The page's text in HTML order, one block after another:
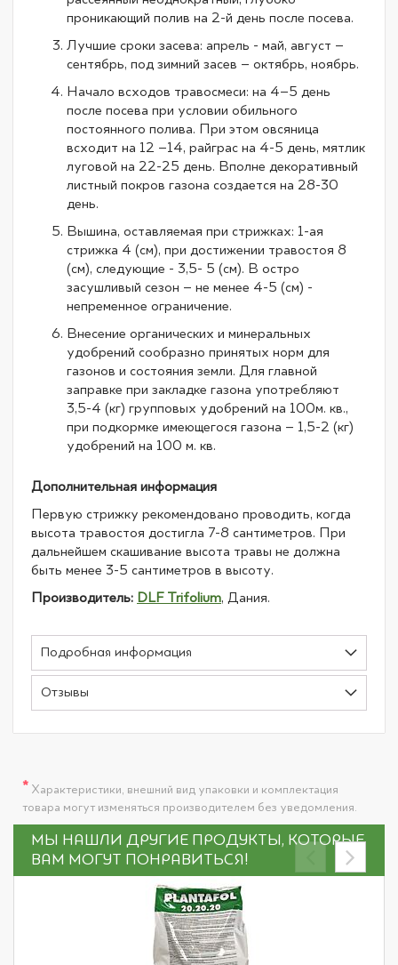
проникающий полив на 2-й день после посева.
Лучшие сроки засева: апрель - май, август –
сентябрь, под зимний засев – октябрь, ноябрь.
Начало всходов травосмеси: на 4–5 день
после посева при условии обильного
постоянного полива. При этом овсяница
всходит на 12 –14, райграс на 4-5 день, мятлик
луговой на 22-25 день. Вполне декоративный
листный покров газона создается на 28-30
день.
Вышина, оставляемая при стрижках: 1-ая
стрижка 4 (см), при достижении травостоя 8
(см), следующие - 3,5- 5 (см). В остро
засушливый сезон – не менее 4-5 (см) -
непременное ограничение.
Внесение органических и минеральных
удобрений сообразно принятых норм для
газонов и состояния земли. Для главной
заправке при закладке газона употребляют
3,5-4 (кг) групповых удобрений на 100м. кв.,
при подкормке имеющегося газона – 1,5-2 (кг)
удобрений на 100 м. кв.
Дополнительная информация
Первую стрижку рекомендовано проводить, когда
высота травостоя достигла 7-8 сантиметров. При
дальнейшем скашивание высота травы не должна
быть менее 3-5 сантиметров в высоту.
Производитель: DLF Trifolium, Дания.
Подробная информация
Отзывы
* Характеристики, внешний вид упаковки и комплектация
товара могут изменяться производителем без уведомления.
МЫ НАШЛИ ДРУГИЕ ПРОДУКТЫ, КОТОРЫЕ
ВАМ МОГУТ ПОНРАВИТЬСЯ!